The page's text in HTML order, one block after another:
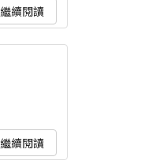
繼續閱讀
繼續閱讀